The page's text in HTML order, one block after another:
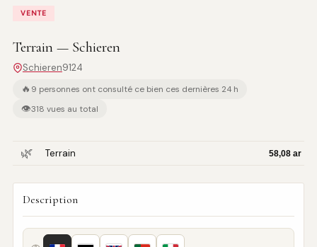
VENTE
Terrain — Schieren
Schieren9124
🔥 9 personnes ont consulté ce bien ces dernières 24 h
👁318 vues au total
🌿 58,08 ar
Terrain
Description